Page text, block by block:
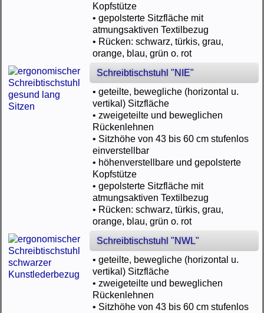
Kopfstütze
• gepolsterte Sitzfläche mit
atmungsaktiven Textilbezug
• Rücken: schwarz, türkis, grau,
orange, blau, grün o. rot
Schreibtischstuhl "NIE"
• geteilte, bewegliche (horizontal u.
vertikal) Sitzfläche
• zweigeteilte und beweglichen
Rückenlehnen
• Sitzhöhe von 43 bis 60 cm stufenlos
einverstellbar
• höhenverstellbare und gepolsterte
Kopfstütze
• gepolsterte Sitzfläche mit
atmungsaktiven Textilbezug
• Rücken: schwarz, türkis, grau,
orange, blau, grün o. rot
Schreibtischstuhl "NWL"
• geteilte, bewegliche (horizontal u.
vertikal) Sitzfläche
• zweigeteilte und beweglichen
Rückenlehnen
• Sitzhöhe von 43 bis 60 cm stufenlos